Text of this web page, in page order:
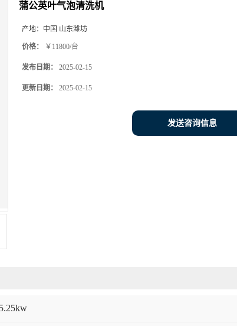
蒲公英叶气泡清洗机
产地： 中国 山东潍坊
价格： ￥11800/台
发布日期： 2025-02-15
更新日期： 2025-02-15
发送咨询信息
5.25kw